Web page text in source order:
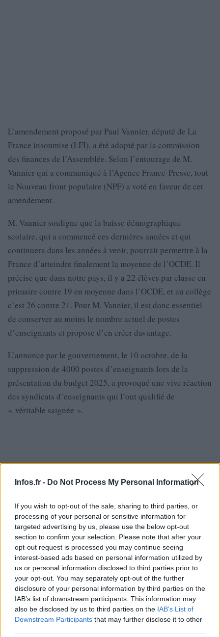
Infos.fr - Do Not Process My Personal Information
If you wish to opt-out of the sale, sharing to third parties, or
processing of your personal or sensitive information for
targeted advertising by us, please use the below opt-out
section to confirm your selection. Please note that after your
opt-out request is processed you may continue seeing
interest-based ads based on personal information utilized by
us or personal information disclosed to third parties prior to
your opt-out. You may separately opt-out of the further
disclosure of your personal information by third parties on the
IAB’s list of downstream participants. This information may
also be disclosed by us to third parties on the IAB’s List of
Downstream Participants that may further disclose it to other
L’amendement proposé par Paul Vannier, député de La
France insoumise (LFI), a été adopté par la commission
des finances de l’Assemblée. Selon l’entourage de M.
Vannier qui a communiqué à l’Agence France-Presse, tout
le Nouveau front populaire (NPF) a voté en faveur de cet
amendement.
M. Vannier souligne que la baisse démographique
scolaire, qui a commencé ces dernières années et qui
continuera dans les années à venir, pourrait permettre à la
France d’atteindre finalement la moyenne de l’OCDE. Il
précise que dans notre pays, il y a 22 élèves par classe en
primaire contre 19 en moyenne dans l’OCDE, et au collège
c’est 26 contre 21. Pour M. Vannier, il est donc essentiel
de conserver au moins le nombre actuel de postes
d’enseignants et propose d’en créer davantage.
L’annonce par le gouvernement, le 10 octobre, de la
suppression de 4000 postes d’enseignants lors de la
présentation du budget 2025, a provoqué une vive réaction
des syndicats d’enseignants qui l’ont qualifié de
« véritable saignée ».
D’après les détails sur la diminution des postes
d’enseignants, le premier degré public (comprenant la
maternelle et l’école élémentaire) subit le plus gros